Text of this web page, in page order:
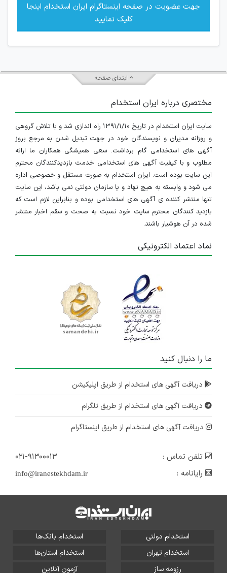
جهت عضویت در صفحه اینستاگرام ایران استخدام اینجا
کلیک نمایید
ابتدای صفحه
مختصری درباره ایران استخدام
سایت ایران استخدام در تاریخ ۱۳۹۱/۱/۱۰ راه اندازی شد و با تلاش گروهی
و روزانه مدیران و نویسندگان خود در جهت تبدیل شدن به مرجع بروز
آگهی های استخدامی گام برداشت. سعی همیشگی همکاران ما ارائه
مطلوب و با کیفیت آگهی های استخدامی خدمت بازدیدکنندگان محترم
این سایت بوده است. ایران استخدام به صورت مستقل و خصوصی اداره
می شود و وابسته به هیچ نهاد و یا سازمان دولتی نمی باشد، این سایت
تنها منتشر کننده ی آگهی های استخدامی بوده و بنابراین لازم است که
بازدید کنندگان محترم سایت خود نسبت به صحت و سقم اخبار منتشر
شده در آن هوشیار باشند.
نماد اعتماد الکترونیکی
ما را دنبال کنید
دریافت آگهی های استخدام از طریق اپلیکیشن
دریافت آگهی های استخدام از طریق تلگرام
دریافت آگهی های استخدام از طریق اینستاگرام
تلفن تماس :
۰۲۱-۹۱۳۰۰۰۱۳
رایانامه :
info@iranestekhdam.ir
استخدام دولتی
استخدام بانک‌ها
استخدام تهران
استخدام استان‌ها
رزومه ساز
آزمون آنلاین